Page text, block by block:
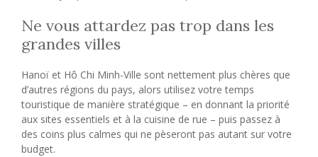
Ne vous attardez pas trop dans les
grandes villes
Hanoï et Hô Chi Minh-Ville sont nettement plus chères que
d’autres régions du pays, alors utilisez votre temps
touristique de manière stratégique – en donnant la priorité
aux sites essentiels et à la cuisine de rue – puis passez à
des coins plus calmes qui ne pèseront pas autant sur votre
budget.